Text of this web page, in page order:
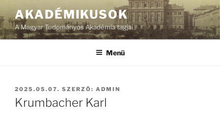
AKADÉMIKUSOK
A Magyar Tudományos Akadémia tagjai
Menü
BEKÜLDVE:
2025.05.07. SZERZŐ: ADMIN
Krumbacher Karl